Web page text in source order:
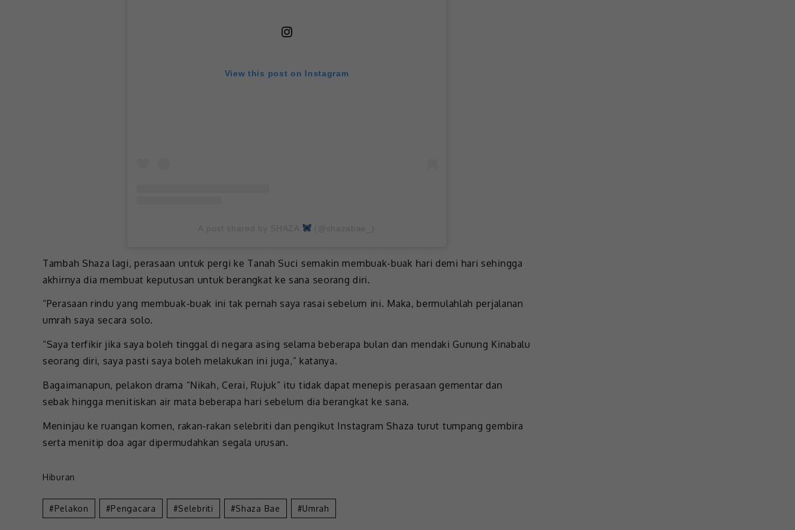
View this post on Instagram
Tambah Shaza lagi, perasaan untuk pergi ke Tanah Suci semakin membuak-buak hari demi hari sehingga
akhirnya dia membuat keputusan untuk berangkat ke sana seorang diri.
“Perasaan rindu yang membuak-buak ini tak pernah saya rasai sebelum ini. Maka, bermulahlah perjalanan
umrah saya secara solo.
“Saya terfikir jika saya boleh tinggal di negara asing selama beberapa bulan dan mendaki Gunung Kinabalu
seorang diri, saya pasti saya boleh melakukan ini juga,” katanya.
Bagaimanapun, pelakon drama “Nikah, Cerai, Rujuk” itu tidak dapat menepis perasaan gementar dan
sebak hingga menitiskan air mata beberapa hari sebelum dia berangkat ke sana.
Meninjau ke ruangan komen, rakan-rakan selebriti dan pengikut Instagram Shaza turut tumpang gembira
serta menitip doa agar dipermudahkan segala urusan.
Hiburan
Pelakon Pengacara Selebriti Shaza Bae Umrah